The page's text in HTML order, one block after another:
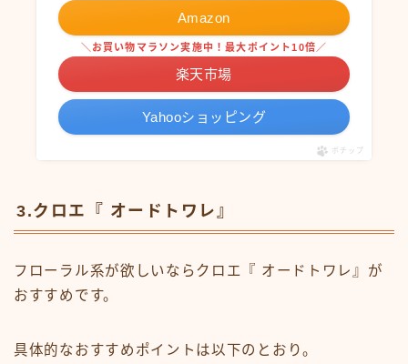
Amazon
＼お買い物マラソン実施中！最大ポイント10倍／
楽天市場
Yahooショッピング
ポチップ
3.クロエ『 オードトワレ』
フローラル系が欲しいならクロエ『 オードトワレ』が
おすすめです。
具体的なおすすめポイントは以下のとおり。